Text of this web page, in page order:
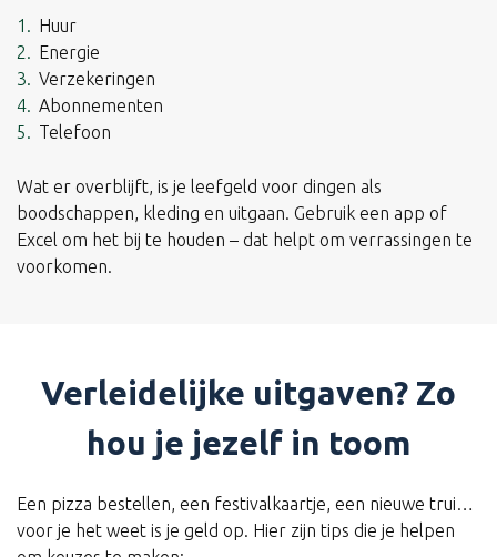
Huur
Energie
Verzekeringen
Abonnementen
Telefoon
Wat er overblijft, is je leefgeld voor dingen als
boodschappen, kleding en uitgaan. Gebruik een app of
Excel om het bij te houden – dat helpt om verrassingen te
voorkomen.
Verleidelijke uitgaven? Zo
hou je jezelf in toom
Een pizza bestellen, een festivalkaartje, een nieuwe trui…
voor je het weet is je geld op. Hier zijn tips die je helpen